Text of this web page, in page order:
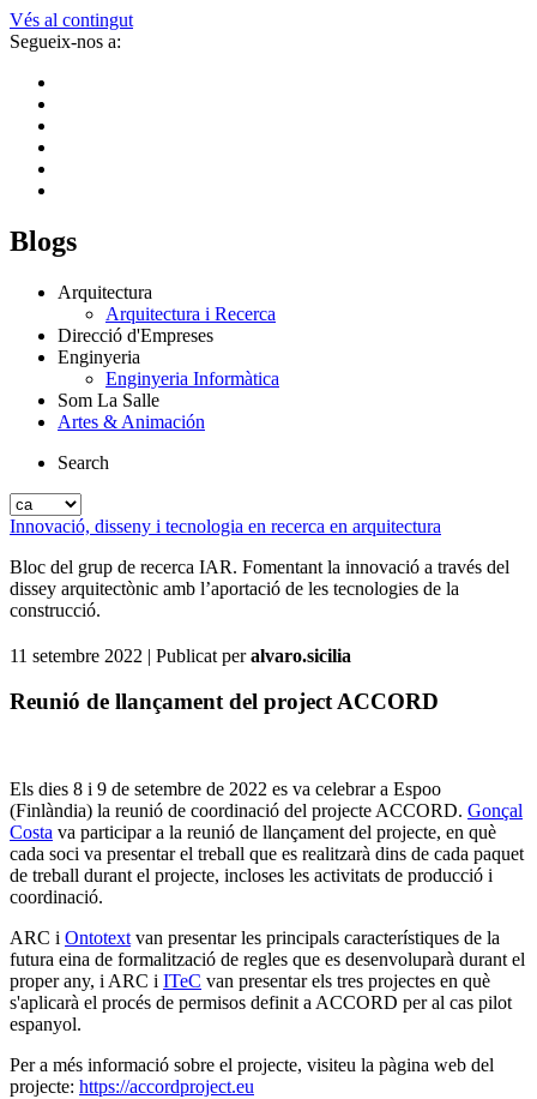
Vés al contingut
Segueix-nos a:
Blogs
Arquitectura
Arquitectura i Recerca
Direcció d'Empreses
Enginyeria
Enginyeria Informàtica
Som La Salle
Artes & Animación
Search
Innovació, disseny i tecnologia en recerca en arquitectura
Bloc del grup de recerca IAR. Fomentant la innovació a través del
dissey arquitectònic amb l’aportació de les tecnologies de la
construcció.
11 setembre 2022 | Publicat peralvaro.sicilia
Reunió de llançament del project ACCORD
Els dies 8 i 9 de setembre de 2022 es va celebrar a Espoo
(Finlàndia) la reunió de coordinació del projecte ACCORD. Gonçal
Costa va participar a la reunió de llançament del projecte, en què
cada soci va presentar el treball que es realitzarà dins de cada paquet
de treball durant el projecte, incloses les activitats de producció i
coordinació.
ARC i Ontotext van presentar les principals característiques de la
futura eina de formalització de regles que es desenvoluparà durant el
proper any, i ARC i ITeC van presentar els tres projectes en què
s'aplicarà el procés de permisos definit a ACCORD per al cas pilot
espanyol.
Per a més informació sobre el projecte, visiteu la pàgina web del
projecte: https://accordproject.eu